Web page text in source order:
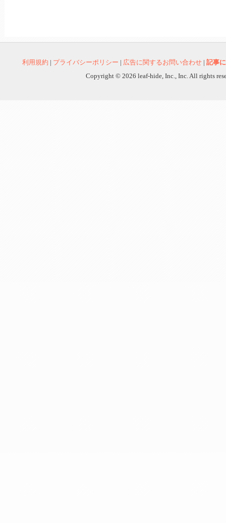
利用規約 | プライバシーポリシー | 広告に関するお問い合わせ | 記事
Copyright © 2026 leaf-hide, Inc., Inc. All rights